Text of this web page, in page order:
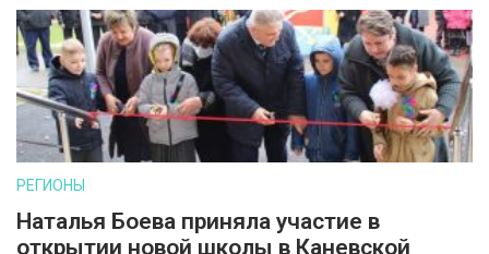
РЕГИОНЫ
Наталья Боева приняла участие в
открытии новой школы в Каневской